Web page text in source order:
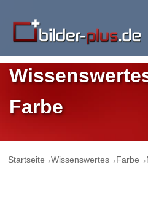
Farbe
Startseite Wissenswertes Farbe